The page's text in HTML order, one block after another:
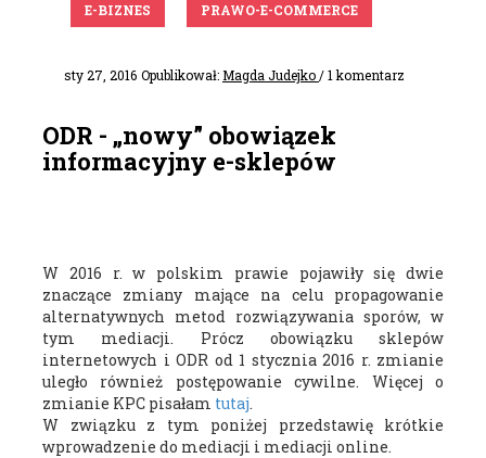
E-BIZNES PRAWO-E-COMMERCE
sty 27, 2016 Opublikował:Magda Judejko/ 1 komentarz
ODR - „nowy” obowiązek
informacyjny e-sklepów
W 2016 r. w polskim prawie pojawiły się dwie
znaczące zmiany mające na celu propagowanie
alternatywnych metod rozwiązywania sporów, w
tym mediacji. Prócz obowiązku sklepów
internetowych i ODR od 1 stycznia 2016 r. zmianie
uległo również postępowanie cywilne. Więcej o
zmianie KPC pisałam tutaj.
W związku z tym poniżej przedstawię krótkie
wprowadzenie do mediacji i mediacji online.